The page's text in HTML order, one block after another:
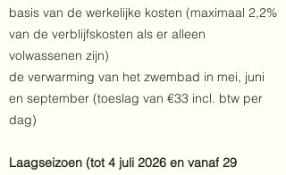
basis van de werkelijke kosten (maximaal 2,2%
van de verblijfskosten als er alleen
volwassenen zijn)
de verwarming van het zwembad in mei, juni
en september (toeslag van €33 incl. btw per
dag)
Laagseizoen (tot 4 juli 2026 en vanaf 29